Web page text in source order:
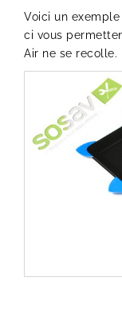
Voici un
ci vous
Air ne se recolle.